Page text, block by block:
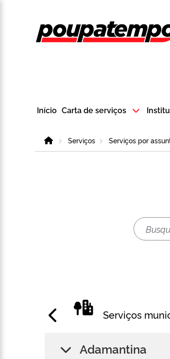
Início Carta de serviços
HomeServiços Serviços por
Serviços
Adamantina